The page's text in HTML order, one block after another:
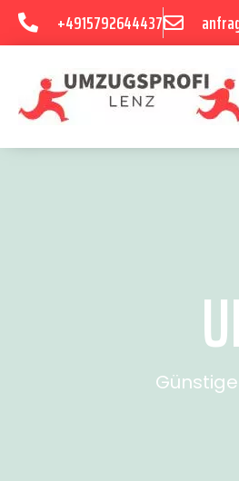
+4915792644437